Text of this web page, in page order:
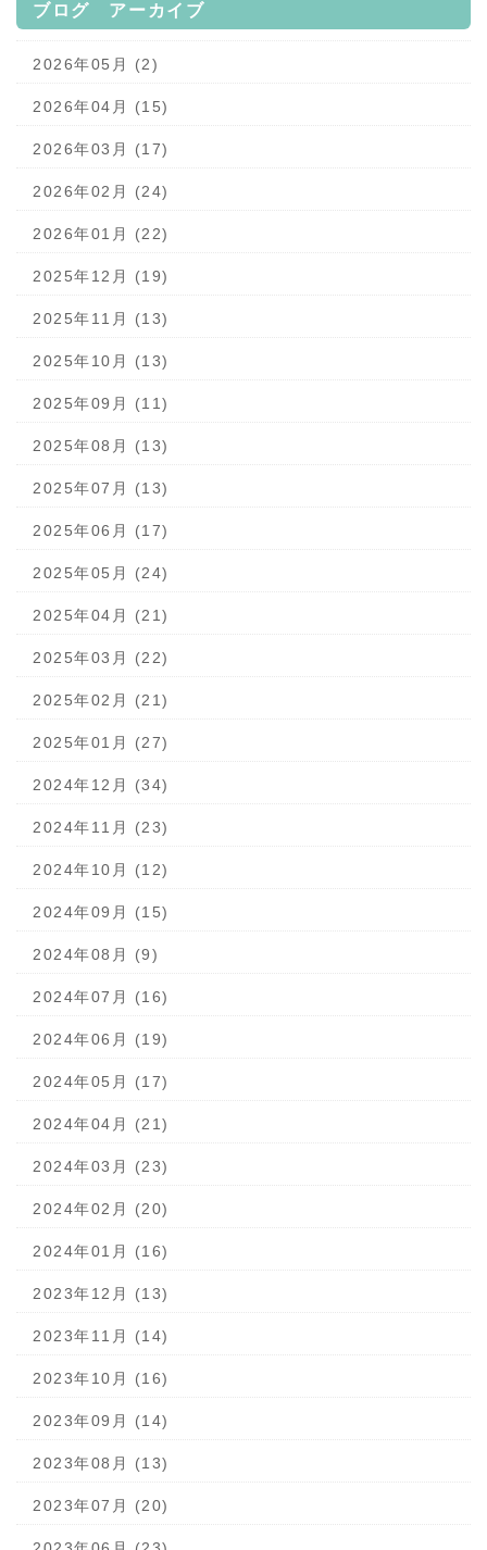
ブログ アーカイブ
2026年05月 (2)
2026年04月 (15)
2026年03月 (17)
2026年02月 (24)
2026年01月 (22)
2025年12月 (19)
2025年11月 (13)
2025年10月 (13)
2025年09月 (11)
2025年08月 (13)
2025年07月 (13)
2025年06月 (17)
2025年05月 (24)
2025年04月 (21)
2025年03月 (22)
2025年02月 (21)
2025年01月 (27)
2024年12月 (34)
2024年11月 (23)
2024年10月 (12)
2024年09月 (15)
2024年08月 (9)
2024年07月 (16)
2024年06月 (19)
2024年05月 (17)
2024年04月 (21)
2024年03月 (23)
2024年02月 (20)
2024年01月 (16)
2023年12月 (13)
2023年11月 (14)
2023年10月 (16)
2023年09月 (14)
2023年08月 (13)
2023年07月 (20)